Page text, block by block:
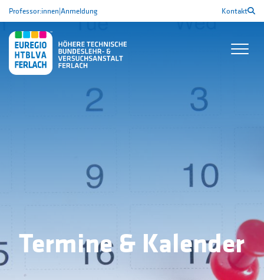
Professor:innen|Anmeldung Kontakt
Termine & Kalender